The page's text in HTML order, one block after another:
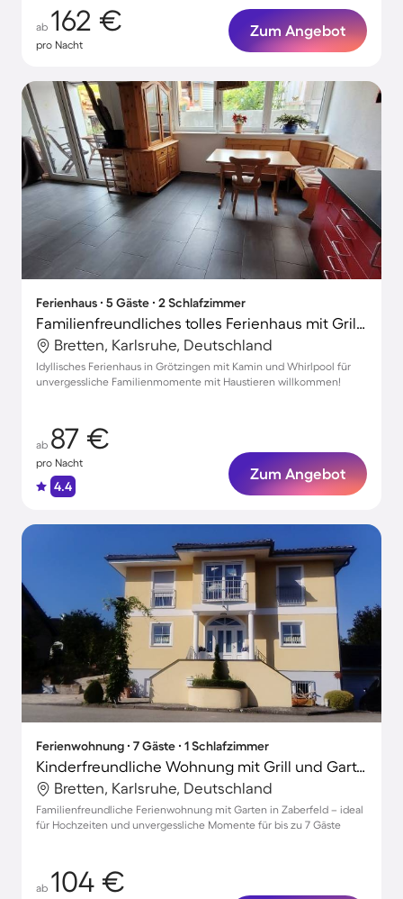
ab 162 €
pro Nacht
Zum Angebot
Ferienhaus ∙ 5 Gäste ∙ 2 Schlafzimmer
Familienfreundliches tolles Ferienhaus mit Grill, Whirlpool und Terrasse | Haustiere erlaubt
Bretten, Karlsruhe, Deutschland
Idyllisches Ferienhaus in Grötzingen mit Kamin und Whirlpool für
unvergessliche Familienmomente mit Haustieren willkommen!
ab 87 €
pro Nacht
4.4
Zum Angebot
Ferienwohnung ∙ 7 Gäste ∙ 1 Schlafzimmer
Kinderfreundliche Wohnung mit Grill und Garten | Gartenblick
Bretten, Karlsruhe, Deutschland
Familienfreundliche Ferienwohnung mit Garten in Zaberfeld – ideal
für Hochzeiten und unvergessliche Momente für bis zu 7 Gäste
ab 104 €